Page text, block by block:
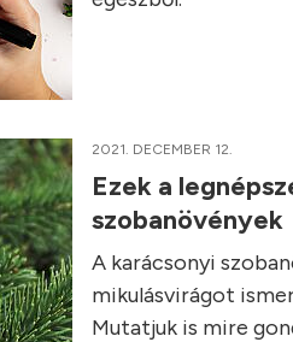
2021. DECEMBER 12.
Ezek a
szobanövények
A karácsonyi
mikulásvirágot
Mutatjuk is mire